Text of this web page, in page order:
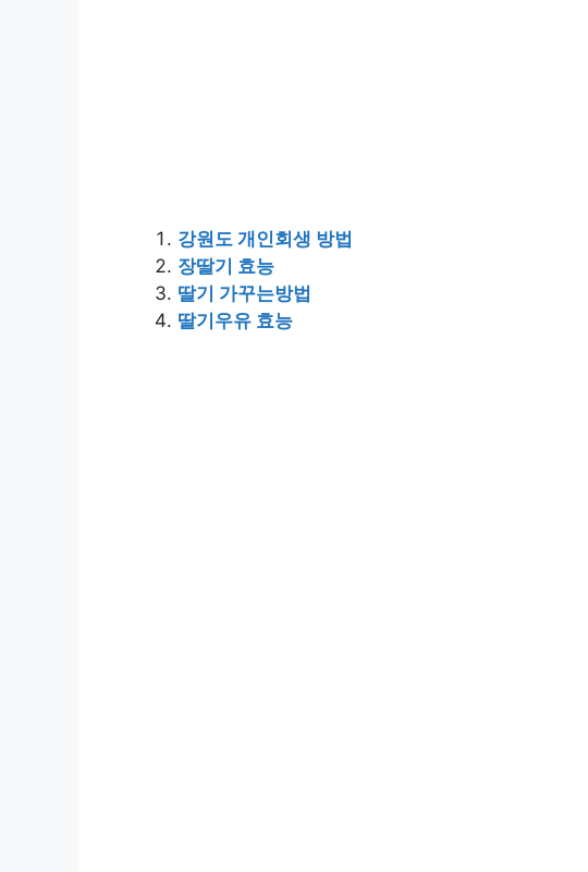
강원도 개인회생 방법
장딸기 효능
딸기 가꾸는방법
딸기우유 효능